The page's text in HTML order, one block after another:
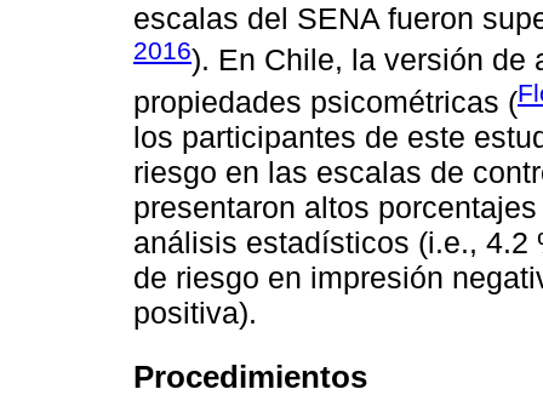
escalas del SENA fueron
2016). En Chile, la versión de
propiedades psicométricas (
los participantes de este
riesgo en las escalas de
presentaron altos
análisis estadísticos (i.e., 4.2
de riesgo en impresión
positiva).
Procedimientos